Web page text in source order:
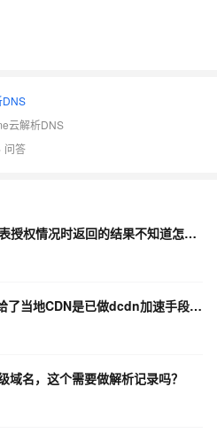
DNS
云解析DNS
问答
DataWorks用odps jdbc查询表授权情况时返回的结果不知道怎么解析？
在新加坡请求的时候域名解析给了当地CDN是已做dcdn加速手段了还是本地也有机器翻译服务就近部署了?
名，这个需要做解析记录吗？